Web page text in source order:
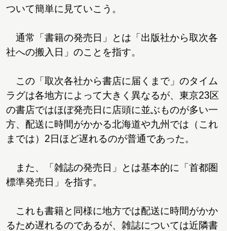
ついて簡単に見ていこう。
通常「書籍の発売日」とは「出版社から取次各
社への搬入日」のことを指す。
この「取次各社から書店に届くまで」のタイム
ラグは各地方によって大きく異なるが、東京23区
の書店ではほぼ発売日に店頭に並ぶものが多い一
方、配送に時間がかかる北海道や九州では（これ
までは）2日ほど遅れるのが普通であった。
また、「雑誌の発売日」とは基本的に「首都圏
標準発売日」を指す。
これも書籍と同様に地方では配送に時間がかか
るため遅れるのであるが、雑誌については近隣書